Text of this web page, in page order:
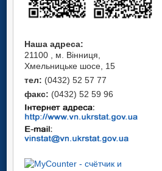
Наша адреса:
21100 , м. Вінниця,
Хмельницьке шосе, 15
тел: (0432) 52 57 77
факс: (0432) 52 59 96